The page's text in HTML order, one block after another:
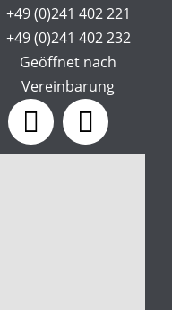
+49 (0)241 402 221
+49 (0)241 402 232
Geöffnet nach
Vereinbarung